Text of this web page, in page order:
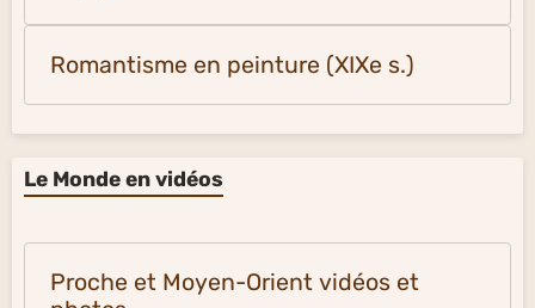
Romantisme en peinture (XIXe s.)
Le Monde en vidéos
Proche et Moyen-Orient vidéos et